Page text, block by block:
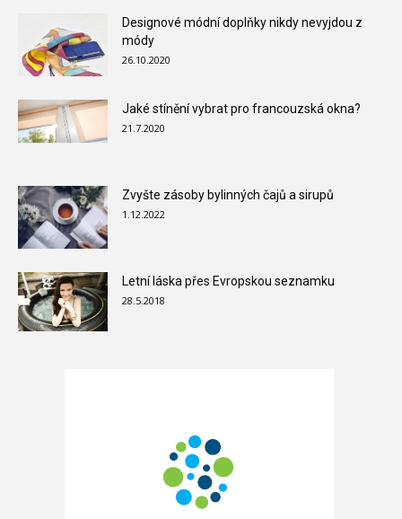
Designové módní doplňky nikdy nevyjdou z
módy
26.10.2020
Jaké stínění vybrat pro francouzská okna?
21.7.2020
Zvyšte zásoby bylinných čajů a sirupů
1.12.2022
Letní láska přes Evropskou seznamku
28.5.2018